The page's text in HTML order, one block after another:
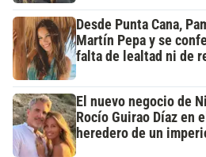
Desde Punta Cana,
Martín Pepa y se
falta de lealtad ni de
El nuevo negocio de
Rocío Guirao Díaz en
heredero de un